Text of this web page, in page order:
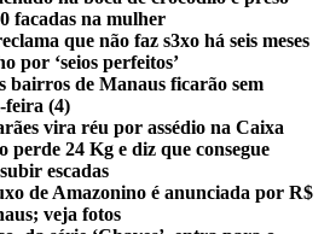
facadas na mulher
que não faz s3xo há seis meses
por ‘seios perfeitos’
bairros de Manaus ficarão sem
feira (4)
vira réu por assédio na Caixa
perde 24 Kg e diz que consegue
escadas
de Amazonino é anunciada por R$
veja fotos